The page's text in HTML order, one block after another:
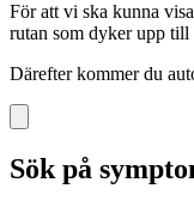
För att vi ska kunna
rutan som dyker upp till
Därefter kommer du
Sök på